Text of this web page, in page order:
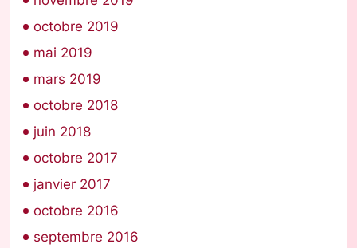
octobre 2019
mai 2019
mars 2019
octobre 2018
juin 2018
octobre 2017
janvier 2017
octobre 2016
septembre 2016